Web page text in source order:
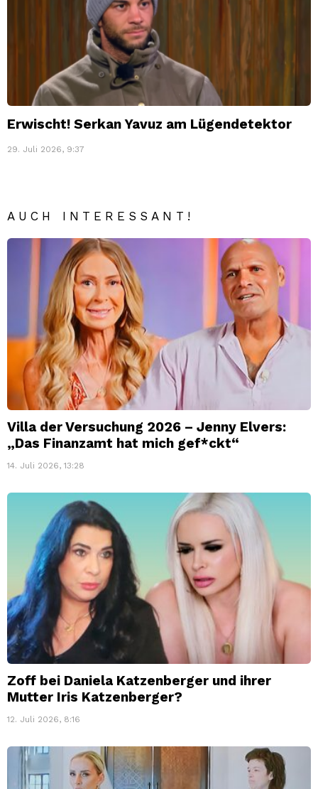
Erwischt! Serkan Yavuz am Lügendetektor
29. Juli 2026, 9:37
AUCH INTERESSANT!
Villa der Versuchung 2026 – Jenny Elvers:
„Das Finanzamt hat mich gef*ckt“
14. Juli 2026, 13:28
Zoff bei Daniela Katzenberger und ihrer
Mutter Iris Katzenberger?
12. Juli 2026, 8:16